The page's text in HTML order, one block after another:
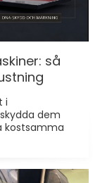
så
i
dem
kostsamma